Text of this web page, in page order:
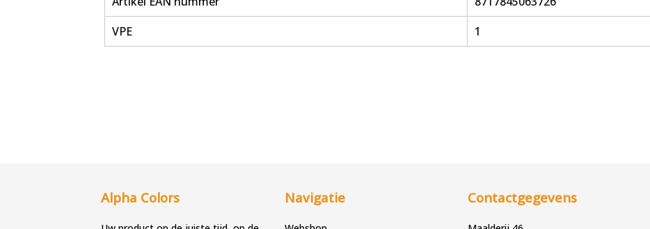
VPE
1
Alpha Colors Navigatie Contactgegevens